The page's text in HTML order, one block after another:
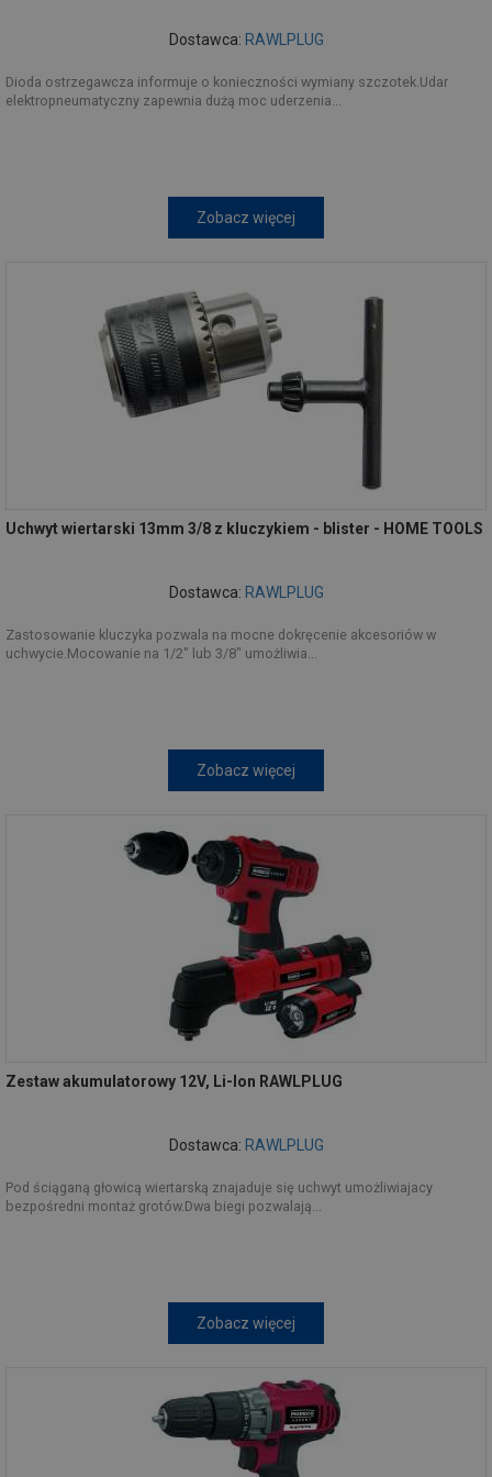
Dostawca: RAWLPLUG
Dioda ostrzegawcza informuje o konieczności wymiany szczotek.Udar
elektropneumatyczny zapewnia dużą moc uderzenia...
Zobacz więcej
Uchwyt wiertarski 13mm 3/8 z kluczykiem - blister - HOME TOOLS
Dostawca: RAWLPLUG
Zastosowanie kluczyka pozwala na mocne dokręcenie akcesoriów w
uchwycie.Mocowanie na 1/2" lub 3/8" umożliwia...
Zobacz więcej
Zestaw akumulatorowy 12V, Li-Ion RAWLPLUG
Dostawca: RAWLPLUG
Pod ściąganą głowicą wiertarską znajaduje się uchwyt umożliwiajacy
bezpośredni montaż grotów.Dwa biegi pozwalają...
Zobacz więcej